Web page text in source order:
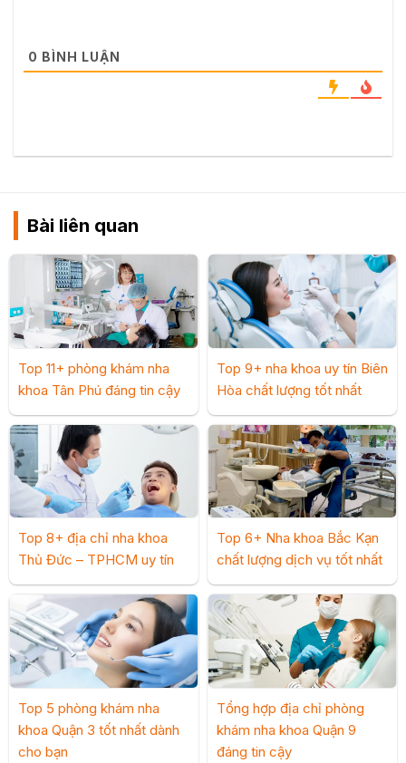
0 BÌNH LUẬN
Bài liên quan
Top 11+ phòng khám nha
khoa Tân Phú đáng tin cậy
Top 9+ nha khoa uy tín Biên
Hòa chất lượng tốt nhất
Top 8+ địa chỉ nha khoa
Thủ Đức – TPHCM uy tín
Top 6+ Nha khoa Bắc Kạn
chất lượng dịch vụ tốt nhất
Top 5 phòng khám nha
khoa Quận 3 tốt nhất dành
cho bạn
Tổng hợp địa chỉ phòng
khám nha khoa Quận 9
đáng tin cậy